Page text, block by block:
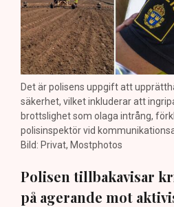
Det är polisens uppgift att
säkerhet, vilket inkluderar att
brottslighet som olaga intrång,
polisinspektör vid
Bild: Privat, Mostphotos
Polisen tillbakavisar
på agerande mot